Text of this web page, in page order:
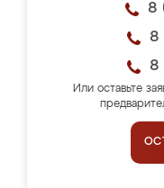
8
8
8
Или оставьте